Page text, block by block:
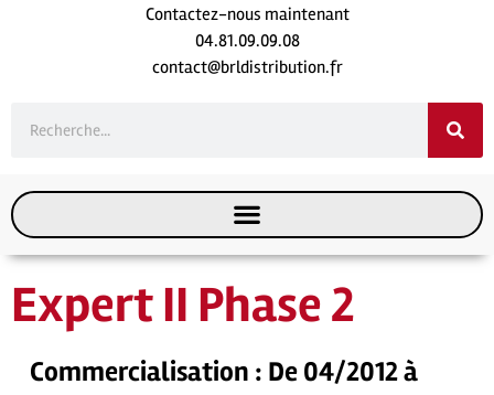
Contactez-nous maintenant
04.81.09.09.08
contact@brldistribution.fr
Expert II Phase 2
Commercialisation : De 04/2012 à